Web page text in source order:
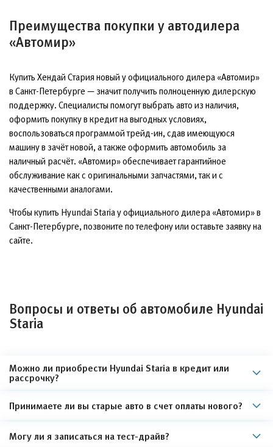
Преимущества покупки у автодилера
«Автомир»
Купить Хендай Стария новый у официального дилера «Автомир»
в Санкт-Петербурге — значит получить полноценную дилерскую
поддержку. Специалисты помогут выбрать авто из наличия,
оформить покупку в кредит на выгодных условиях,
воспользоваться программой трейд-ин, сдав имеющуюся
машину в зачёт новой, а также оформить автомобиль за
наличный расчёт. «Автомир» обеспечивает гарантийное
обслуживание как с оригинальными запчастями, так и с
качественными аналогами.
Чтобы купить Hyundai Staria у официального дилера «Автомир» в
Санкт-Петербурге, позвоните по телефону или оставьте заявку на
сайте.
Вопросы и ответы об автомобиле Hyundai
Staria
Можно ли приобрести Hyundai Staria в кредит или
рассрочку?
Принимаете ли вы старые авто в счет оплаты нового?
Могу ли я записаться на тест-драйв?